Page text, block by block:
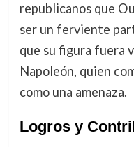
republicanos que
ser un ferviente
que su figura fuera
Napoleón, quien
como una amenaza.
Logros y